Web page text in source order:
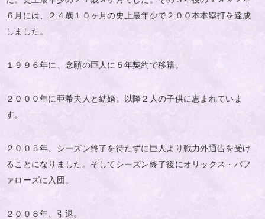
６月には、２４歳１０ヶ月の史上最年少で２００本本塁打を達成
しました。
１９９６年に、念願の巨人に５年契約で移籍。
２０００年に亜希夫人と結婚。以降２人の子供に恵まれていま
す。
２００５年、シーズン終了を待たずに巨人より戦力外通告を受け
ることになりました。そしてシーズン終了後にオリックス・バフ
ァローズに入団。
２００８年、引退。